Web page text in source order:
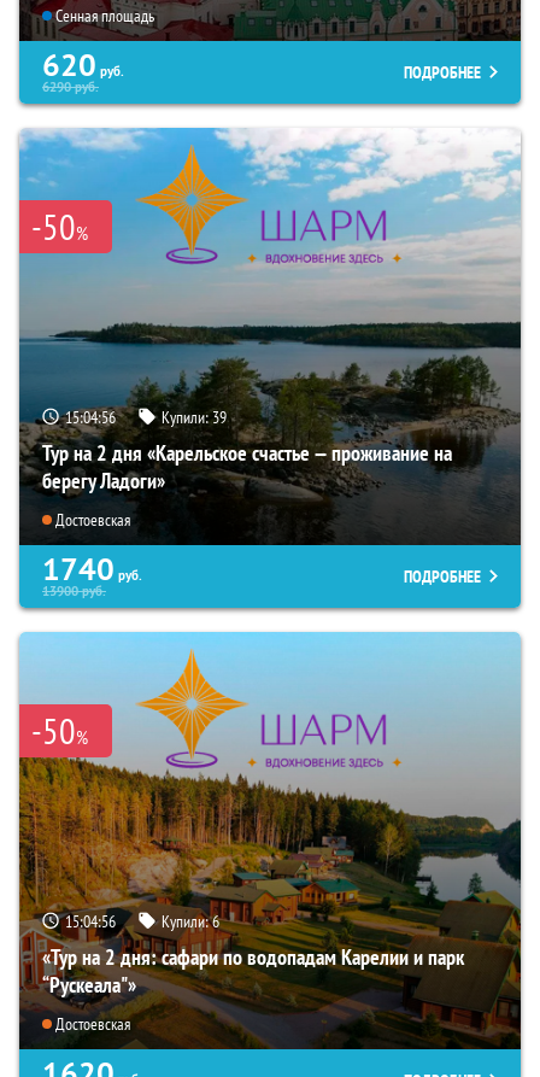
Сенная площадь
620 руб.
6290руб.
ПОДРОБНЕЕ
-50%
15:04:54 Купили:39
Тур на 2 дня «Карельское счастье — проживание на
берегу Ладоги»
Достоевская
1740 руб.
13900руб.
ПОДРОБНЕЕ
-50%
15:04:54 Купили:6
«Тур на 2 дня: сафари по водопадам Карелии и парк
“Рускеала"»
Достоевская